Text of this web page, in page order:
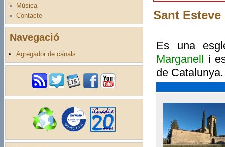
Música
Contacte
Navegació
Agregador de canals
Sant
Es una
Marganell i
de